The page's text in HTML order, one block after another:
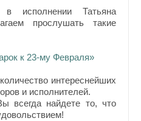
в исполнении Татьяна
прослушать такие
к 23-му Февраля»
интереснейших
и исполнителей.
всегда найдете то, что